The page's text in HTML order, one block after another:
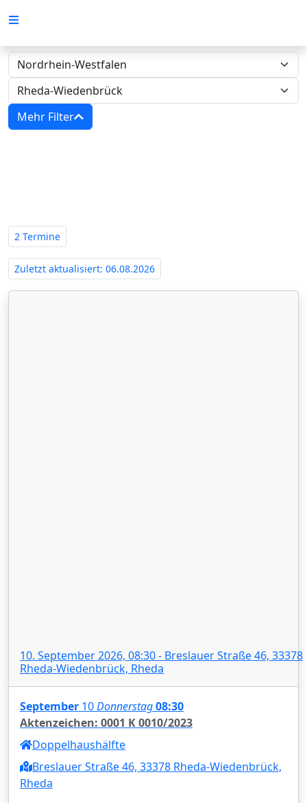
Mehr Filter
2 Termine
Zuletzt aktualisiert: 06.08.2026
10. September 2026, 08:30 - Breslauer Straße 46, 33378
Rheda-Wiedenbrück, Rheda
September 10Donnerstag08:30
Aktenzeichen: 0001 K 0010/2023
Doppelhaushälfte
Breslauer Straße 46, 33378 Rheda-Wiedenbrück,
Rheda